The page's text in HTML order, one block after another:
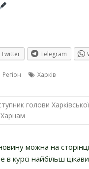
Twitter Telegram
Регіон Харків
голови Харківської
Харнам
можна на сторінці
курсі найбільш